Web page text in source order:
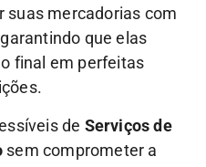
suas mercadorias com
que elas
final em perfeitas
de Serviços de
sem comprometer a